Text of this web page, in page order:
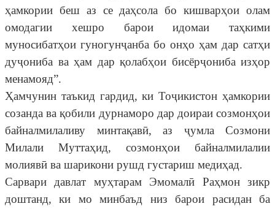
ҳамкории беш аз се даҳсола бо кишварҳои олам
омодагии хешро барои идомаи таҳкими
муносибатҳои гуногунҷанба бо онҳо ҳам дар сатҳи
дуҷониба ва ҳам дар қолабҳои бисёрҷониба изҳор
менамояд”.
Ҳамчунин таъкид гардид, ки Тоҷикистон ҳамкории
созанда ва қобили дурнаморо дар доираи созмонҳои
байналмилаливу минтақавӣ, аз ҷумла Созмони
Милали Муттаҳид, созмонҳои байналмилалии
молиявӣ ва шарикони рушд густариш медиҳад.
Сарвари давлат муҳтарам Эмомалӣ Раҳмон зикр
доштанд, ки мо минбаъд низ барои расидан ба